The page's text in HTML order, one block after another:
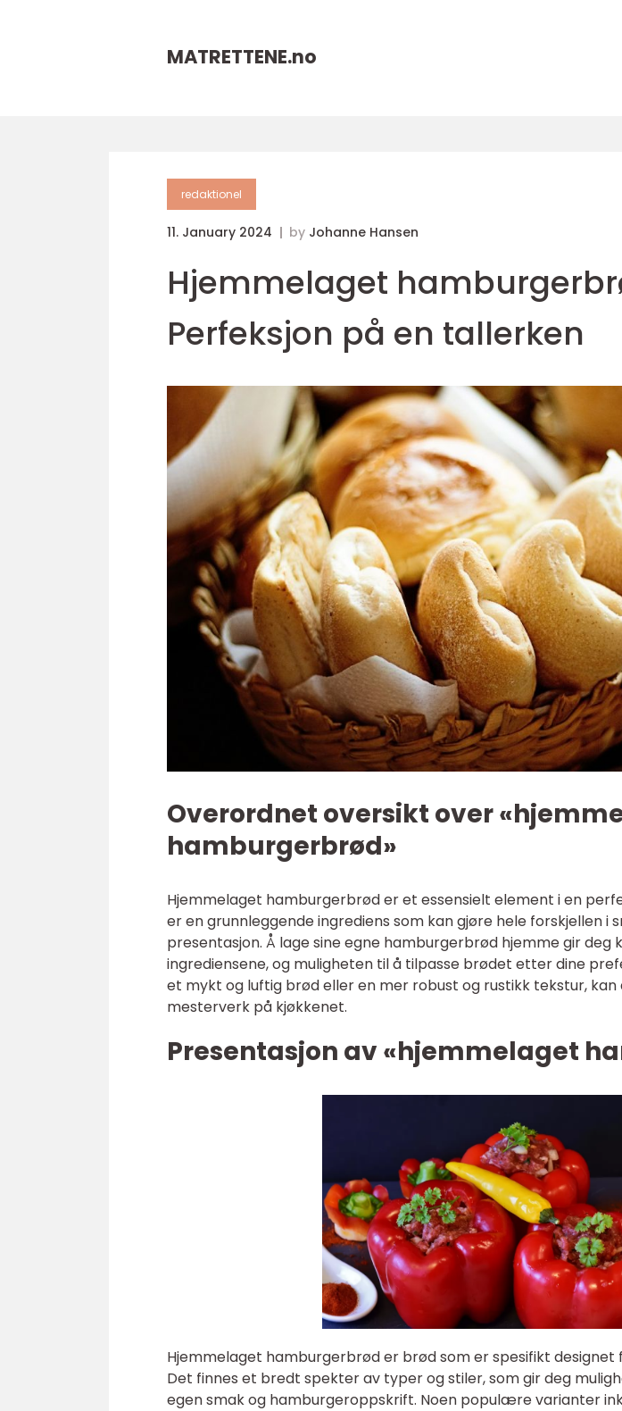
MATRETTENE.no
redaktionel
11. January 2024 by Johanne Hansen
Hjemmelaget
Perfeksjon på en tallerken
Overordnet oversikt over
hamburgerbrød»
Hjemmelaget hamburgerbrød er et essensielt element i en
er en grunnleggende ingrediens som kan gjøre hele forskjellen i
presentasjon. Å lage sine egne hamburgerbrød hjemme gir
ingrediensene, og muligheten til å tilpasse brødet etter dine
et mykt og luftig brød eller en mer robust og rustikk tekstur, kan
mesterverk på kjøkkenet.
Presentasjon av «hjemmelaget
Hjemmelaget hamburgerbrød er brød som er spesifikt designet
Det finnes et bredt spekter av typer og stiler, som gir deg
egen smak og hamburgeroppskrift. Noen populære varianter